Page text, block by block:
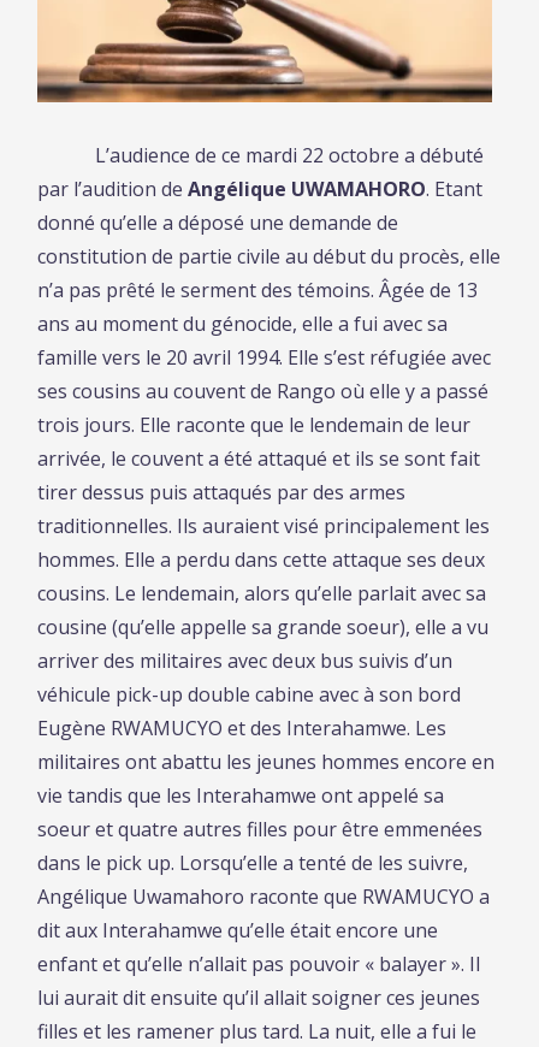
L’audience de ce mardi 22 octobre a débuté
par l’audition deAngélique UWAMAHORO. Etant
donné qu’elle a déposé une demande de
constitution de partie civile au début du procès, elle
n’a pas prêté le serment des témoins. Âgée de 13
ans au moment du génocide, elle a fui avec sa
famille vers le 20 avril 1994. Elle s’est réfugiée avec
ses cousins au couvent de Rango où elle y a passé
trois jours. Elle raconte que le lendemain de leur
arrivée, le couvent a été attaqué et ils se sont fait
tirer dessus puis attaqués par des armes
traditionnelles. Ils auraient visé principalement les
hommes. Elle a perdu dans cette attaque ses deux
cousins. Le lendemain, alors qu’elle parlait avec sa
cousine (qu’elle appelle sa grande soeur), elle a vu
arriver des militaires avec deux bus suivis d’un
véhicule pick-up double cabine avec à son bord
Eugène RWAMUCYO et des Interahamwe. Les
militaires ont abattu les jeunes hommes encore en
vie tandis que les Interahamwe ont appelé sa
soeur et quatre autres filles pour être emmenées
dans le pick up. Lorsqu’elle a tenté de les suivre,
Angélique Uwamahoro raconte que RWAMUCYO a
dit aux Interahamwe qu’elle était encore une
enfant et qu’elle n’allait pas pouvoir « balayer ». Il
lui aurait dit ensuite qu’il allait soigner ces jeunes
filles et les ramener plus tard. La nuit, elle a fui le